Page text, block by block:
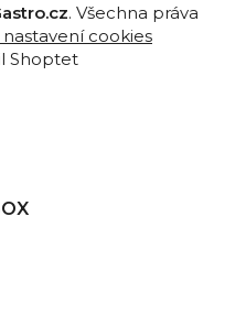
Shoptet
. Všechna práva
cookies